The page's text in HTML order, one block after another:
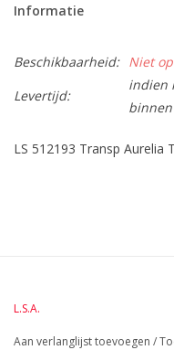
Informatie
Beschikbaarheid: Niet
Levertijd:
indien
LS 512193 Transp Aurelia
L.S.A.
Aan verlanglijst toevoegen /